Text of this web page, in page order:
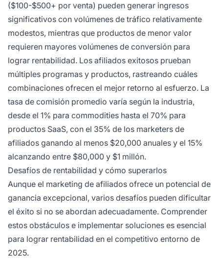
($100-$500+ por venta) pueden generar ingresos
significativos con volúmenes de tráfico relativamente
modestos, mientras que productos de menor valor
requieren mayores volúmenes de conversión para
lograr rentabilidad. Los afiliados exitosos prueban
múltiples programas y productos, rastreando cuáles
combinaciones ofrecen el mejor retorno al esfuerzo. La
tasa de comisión promedio varía según la industria,
desde el 1% para commodities hasta el 70% para
productos SaaS, con el 35% de los marketers de
afiliados ganando al menos $20,000 anuales y el 15%
alcanzando entre $80,000 y $1 millón.
Desafíos de rentabilidad y cómo superarlos
Aunque el marketing de afiliados ofrece un potencial de
ganancia excepcional, varios desafíos pueden dificultar
el éxito si no se abordan adecuadamente. Comprender
estos obstáculos e implementar soluciones es esencial
para lograr rentabilidad en el competitivo entorno de
2025.